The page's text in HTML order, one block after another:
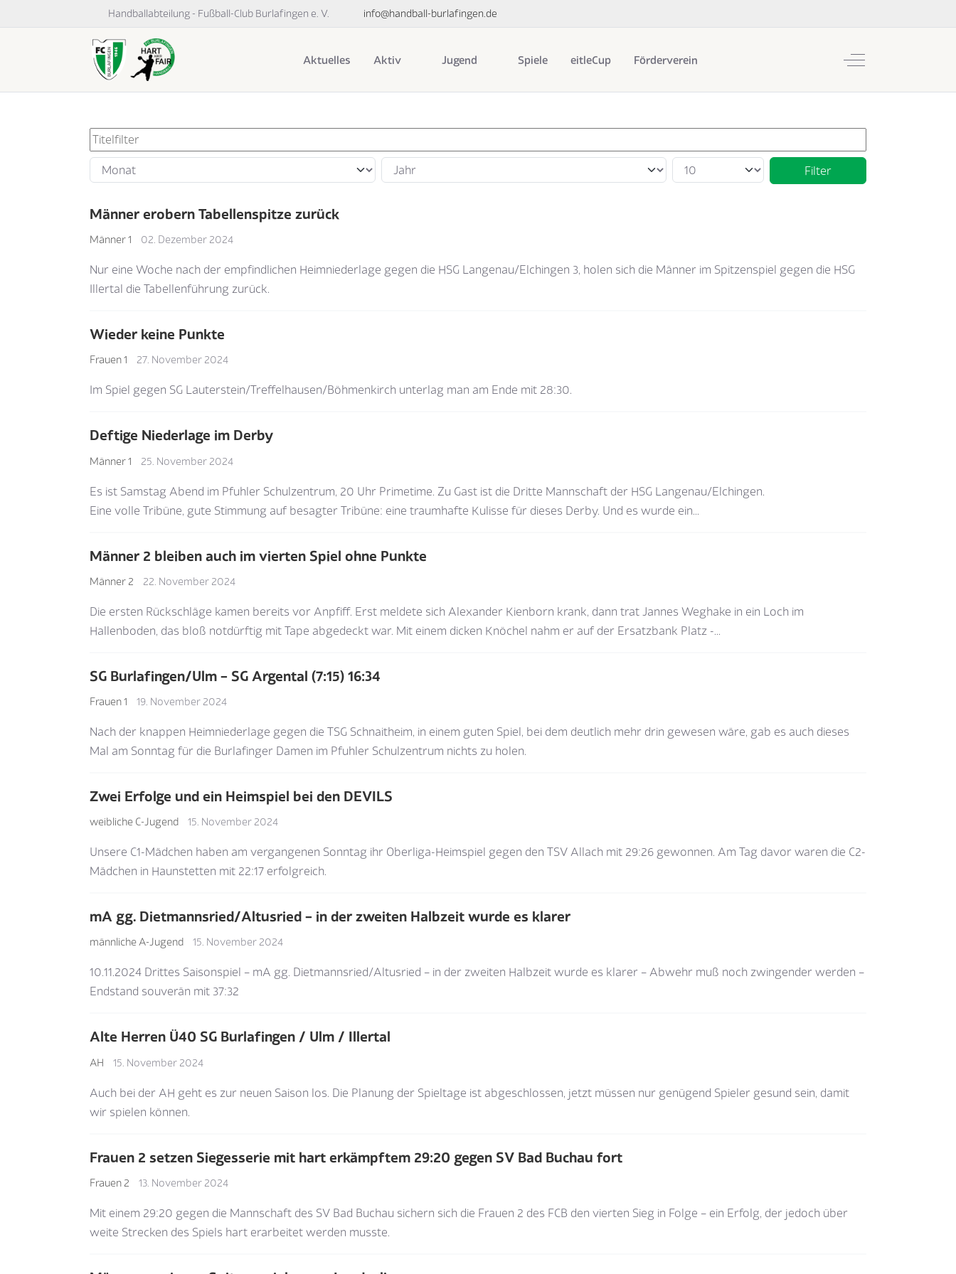
Handballabteilung - Fußball-Club Burlafingen e. V. info@handball-burlafingen.de
Aktuelles Aktiv Jugend Spiele eitleCup Förderverein Off-Canvas Toggle
Filter
Titelfilter
Monat Jahr Anzeige # Filter
Männer erobern Tabellenspitze zurück
Männer 1 02. Dezember 2024
Nur eine Woche nach der empfindlichen Heimniederlage gegen die HSG Langenau/Elchingen 3, holen sich die Männer im Spitzenspiel gegen die HSG
Illertal die Tabellenführung zurück.
Wieder keine Punkte
Frauen 1 27. November 2024
Im Spiel gegen SG Lauterstein/Treffelhausen/Böhmenkirch unterlag man am Ende mit 28:30.
Deftige Niederlage im Derby
Männer 1 25. November 2024
Es ist Samstag Abend im Pfuhler Schulzentrum, 20 Uhr Primetime. Zu Gast ist die Dritte Mannschaft der HSG Langenau/Elchingen.
Eine volle Tribüne, gute Stimmung auf besagter Tribüne: eine traumhafte Kulisse für dieses Derby. Und es wurde ein...
Männer 2 bleiben auch im vierten Spiel ohne Punkte
Männer 2 22. November 2024
Die ersten Rückschläge kamen bereits vor Anpfiff. Erst meldete sich Alexander Kienborn krank, dann trat Jannes Weghake in ein Loch im
Hallenboden, das bloß notdürftig mit Tape abgedeckt war. Mit einem dicken Knöchel nahm er auf der Ersatzbank Platz -...
SG Burlafingen/Ulm – SG Argental (7:15) 16:34
Frauen 1 19. November 2024
Nach der knappen Heimniederlage gegen die TSG Schnaitheim, in einem guten Spiel, bei dem deutlich mehr drin gewesen wäre, gab es auch dieses
Mal am Sonntag für die Burlafinger Damen im Pfuhler Schulzentrum nichts zu holen.
Zwei Erfolge und ein Heimspiel bei den DEVILS
weibliche C-Jugend 15. November 2024
Unsere C1-Mädchen haben am vergangenen Sonntag ihr Oberliga-Heimspiel gegen den TSV Allach mit 29:26 gewonnen. Am Tag davor waren die C2-
Mädchen in Haunstetten mit 22:17 erfolgreich.
mA gg. Dietmannsried/Altusried – in der zweiten Halbzeit wurde es klarer
männliche A-Jugend 15. November 2024
10.11.2024 Drittes Saisonspiel – mA gg. Dietmannsried/Altusried – in der zweiten Halbzeit wurde es klarer – Abwehr muß noch zwingender werden –
Endstand souverän mit 37:32
Alte Herren Ü40 SG Burlafingen / Ulm / Illertal
AH 15. November 2024
Auch bei der AH geht es zur neuen Saison los. Die Planung der Spieltage ist abgeschlossen, jetzt müssen nur genügend Spieler gesund sein, damit
wir spielen können.
Frauen 2 setzen Siegesserie mit hart erkämpftem 29:20 gegen SV Bad Buchau fort
Frauen 2 13. November 2024
Mit einem 29:20 gegen die Mannschaft des SV Bad Buchau sichern sich die Frauen 2 des FCB den vierten Sieg in Folge – ein Erfolg, der jedoch über
weite Strecken des Spiels hart erarbeitet werden musste.